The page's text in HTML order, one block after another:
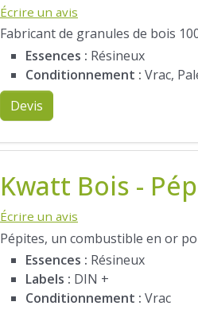
Écrire un avis
Fabricant de granules de bois
Essences : Résineux
Conditionnement : Vrac,
Devis
Kwatt Bois -
Écrire un avis
Pépites, un combustible en or
Essences : Résineux
Labels : DIN +
Conditionnement : Vrac